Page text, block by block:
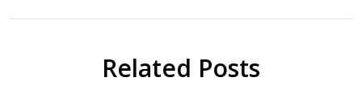
Related Posts